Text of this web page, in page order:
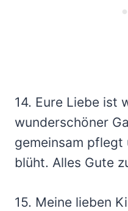
14. Eure Liebe ist
wunderschöner
gemeinsam
blüht. Alles Gute
15. Meine lieben